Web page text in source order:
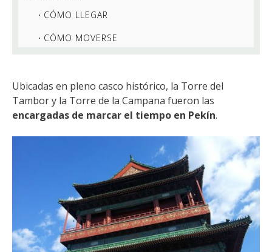
CÓMO LLEGAR
CÓMO MOVERSE
Ubicadas en pleno casco histórico, la Torre del
Tambor y la Torre de la Campana fueron las
encargadas de marcar el tiempo en Pekín.